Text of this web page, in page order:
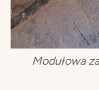
Modułowa